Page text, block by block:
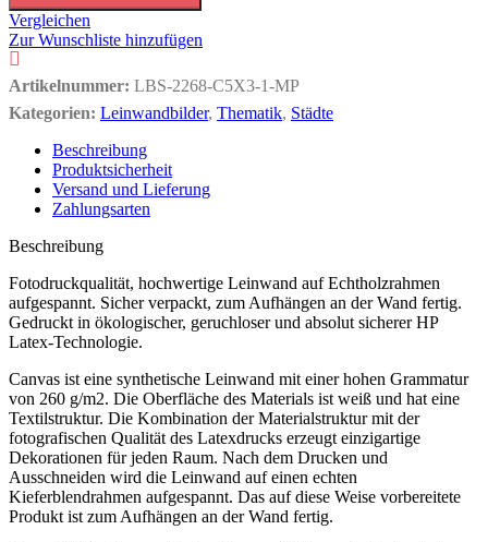
Vergleichen
Zur Wunschliste hinzufügen
Artikelnummer: LBS-2268-C5X3-1-MP
Kategorien: Leinwandbilder, Thematik, Städte
Beschreibung
Produktsicherheit
Versand und Lieferung
Zahlungsarten
Beschreibung
Fotodruckqualität, hochwertige Leinwand auf Echtholzrahmen
aufgespannt. Sicher verpackt, zum Aufhängen an der Wand fertig.
Gedruckt in ökologischer, geruchloser und absolut sicherer HP
Latex-Technologie.
Canvas ist eine synthetische Leinwand mit einer hohen Grammatur
von 260 g/m2. Die Oberfläche des Materials ist weiß und hat eine
Textilstruktur. Die Kombination der Materialstruktur mit der
fotografischen Qualität des Latexdrucks erzeugt einzigartige
Dekorationen für jeden Raum. Nach dem Drucken und
Ausschneiden wird die Leinwand auf einen echten
Kieferblendrahmen aufgespannt. Das auf diese Weise vorbereitete
Produkt ist zum Aufhängen an der Wand fertig.